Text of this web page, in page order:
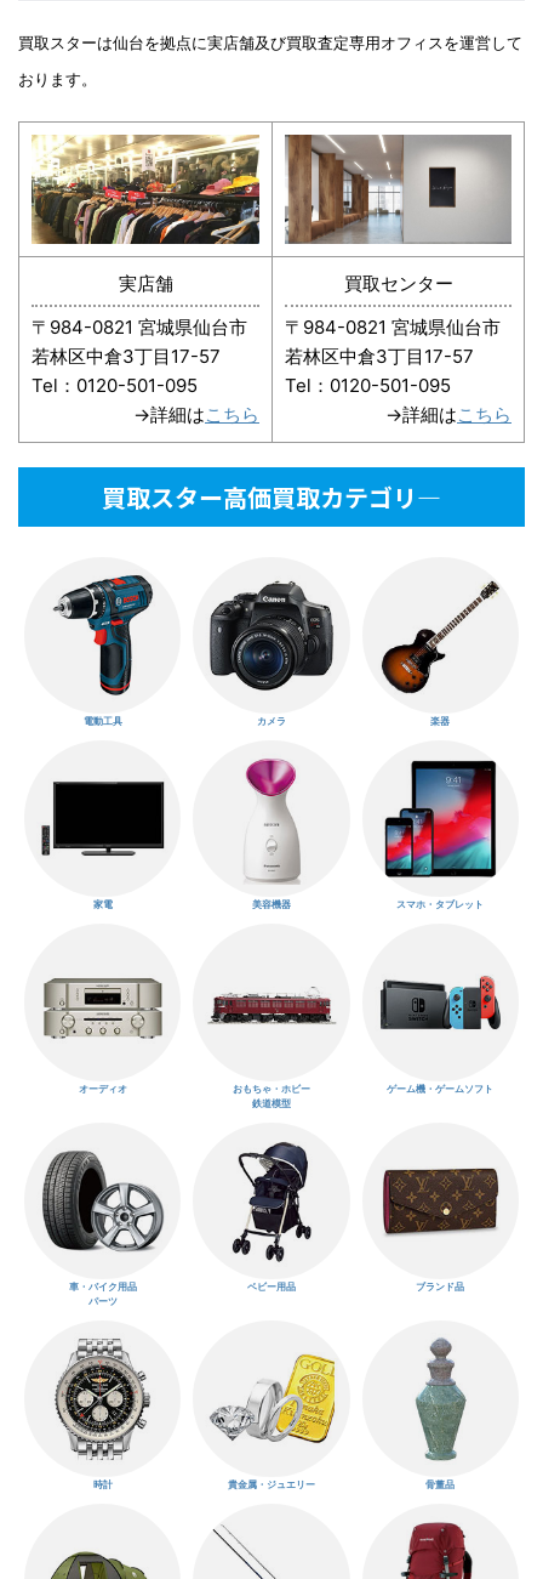
買取スターは仙台を拠点に実店舗及び買取査定専用オフィスを運営して
おります。
実店舗
〒984-0821 宮城県仙台市
若林区中倉3丁目17-57
Tel：0120-501-095
→詳細はこちら
買取センター
〒984-0821 宮城県仙台市
若林区中倉3丁目17-57
Tel：0120-501-095
→詳細はこちら
買取スター高価買取カテゴリ―
電動工具 カメラ 楽器
家電 美容機器 スマホ・タブレット
オーディオ
おもちゃ・ホビー
鉄道模型
ゲーム機・ゲームソフト
車・バイク用品
パーツ
ベビー用品 ブランド品
時計 貴金属・ジュエリー 骨董品